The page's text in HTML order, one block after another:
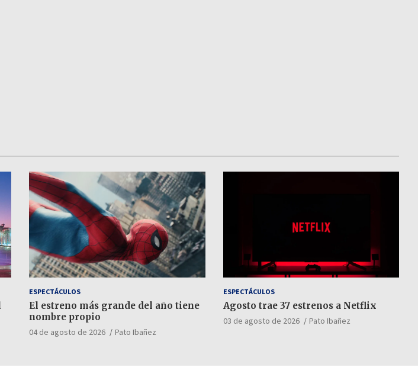
ESPECTÁCULOS
El estreno más grande del año tiene
nombre propio
04 de agosto de 2026 Pato Ibañez
ESPECTÁCULOS
Agosto trae 37 estrenos a Netflix
03 de agosto de 2026 Pato Ibañez